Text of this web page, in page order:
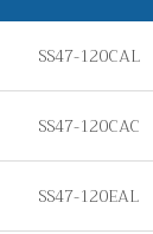
SS47-120CAL
SS47-120CAC
SS47-120EAL